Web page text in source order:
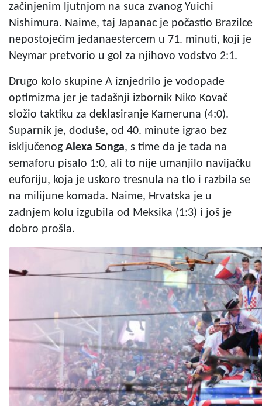
začinjenim ljutnjom na suca zvanog Yuichi
Nishimura. Naime, taj Japanac je počastio Brazilce
nepostojećim jedanaestercem u 71. minuti, koji je
Neymar pretvorio u gol za njihovo vodstvo 2:1.
Drugo kolo skupine A iznjedrilo je vodopade
optimizma jer je tadašnji izbornik Niko Kovač
složio taktiku za deklasiranje Kameruna (4:0).
Suparnik je, doduše, od 40. minute igrao bez
isključenog Alexa Songa, s time da je tada na
semaforu pisalo 1:0, ali to nije umanjilo navijačku
euforiju, koja je uskoro tresnula na tlo i razbila se
na milijune komada. Naime, Hrvatska je u
zadnjem kolu izgubila od Meksika (1:3) i još je
dobro prošla.